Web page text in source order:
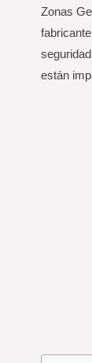
Zonas
están